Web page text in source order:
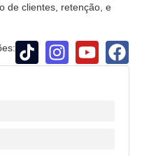
de clientes, retenção, e